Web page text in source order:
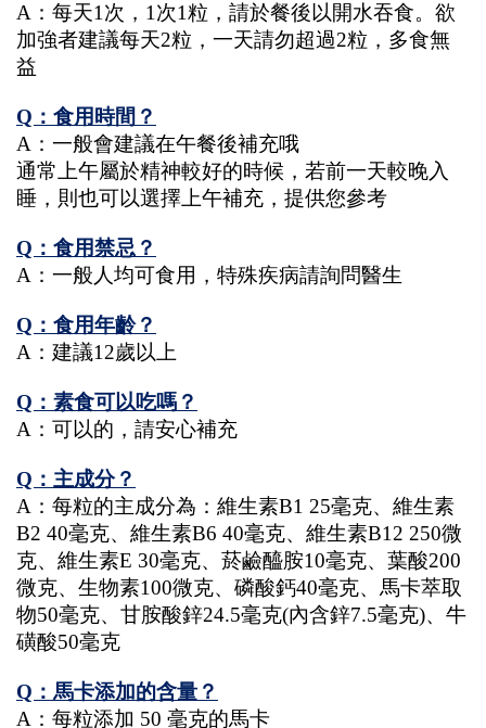
A：每天1次，1次1粒，請於餐後以開水吞食。欲
加強者建議每天2粒，一天請勿超過2粒，多食無
益
Q：食用時間？
A：一般會建議在午餐後補充哦
通常上午屬於精神較好的時候，若前一天較晚入
睡，則也可以選擇上午補充，提供您參考
Q：食用禁忌？
A：一般人均可食用，特殊疾病請詢問醫生
Q：食用年齡？
A：建議12歲以上
Q：素食可以吃嗎？
A：可以的，請安心補充
Q：主成分？
A：每粒的主成分為：維生素B1 25毫克、維生素
B2 40毫克、維生素B6 40毫克、維生素B12 250微
克、維生素E 30毫克、菸鹼醯胺10毫克、葉酸200
微克、生物素100微克、磷酸鈣40毫克、馬卡萃取
物50毫克、甘胺酸鋅24.5毫克(內含鋅7.5毫克)、牛
磺酸50毫克
Q：馬卡添加的含量？
A：每粒添加 50 毫克的馬卡